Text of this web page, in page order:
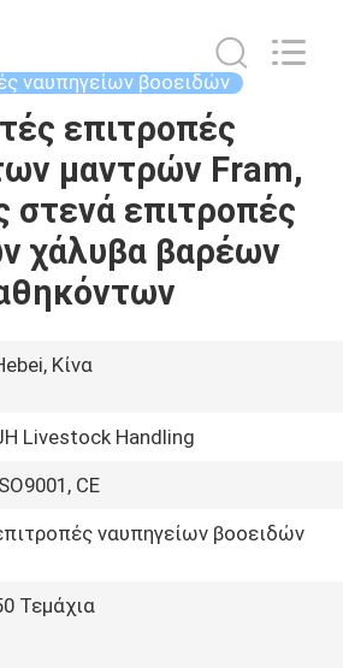
ναυπηγείων βοοειδών
επιτροπές
μαντρών Fram,
στενά επιτροπές
χάλυβα βαρέων
Κίνα
Livestock Handling
CE
ναυπηγείων βοοειδών
Τεμάχια